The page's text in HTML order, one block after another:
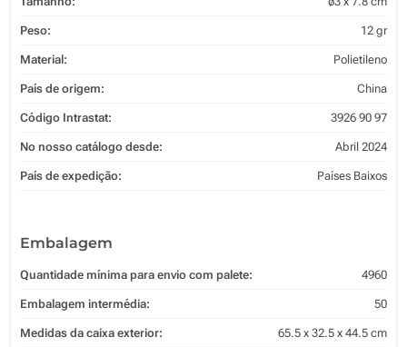
Peso: 12 gr
Material: Polietileno
País de origem: China
Código Intrastat: 3926 90 97
No nosso catálogo desde: Abril 2024
País de expedição: Países Baixos
Embalagem
Quantidade mínima para envio com palete: 4960
Embalagem intermédia: 50
Medidas da caixa exterior: 65.5 x 32.5 x 44.5 cm